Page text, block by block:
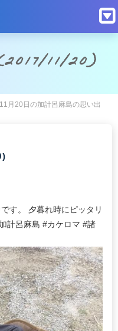
11/20)
11月20日の加計呂麻島の思い出
す。 夕暮れ時にピッタリ
計呂麻島 #カケロマ #諸